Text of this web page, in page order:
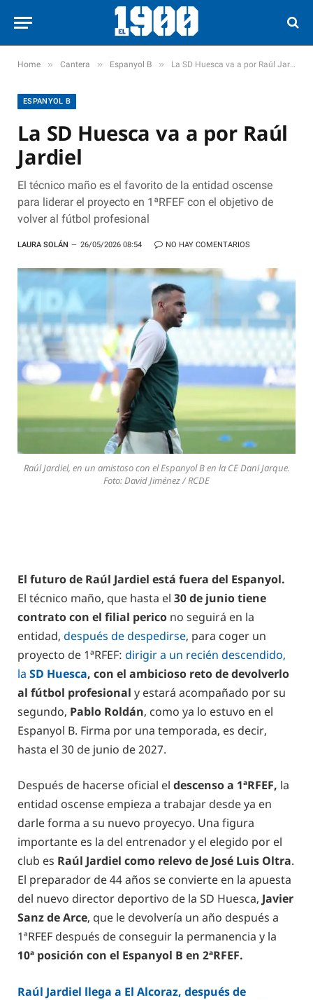
Home » Cantera » Espanyol B » La SD Huesca va a por Raúl Jardiel
ESPANYOL B
La SD Huesca va a por Raúl
Jardiel
El técnico maño es el favorito de la entidad oscense
para liderar el proyecto en 1ªRFEF con el objetivo de
volver al fútbol profesional
LAURA SOLÁN 26/05/2026 08:54 NO HAY COMENTARIOS
Raúl Jardiel, en un amistoso con el Espanyol B en la CE Dani Jarque.
Foto: David Jiménez / RCDE
El futuro de Raúl Jardiel está fuera del Espanyol.
El técnico maño, que hasta el 30 de junio tiene
contrato con el filial perico no seguirá en la
entidad, después de despedirse, para coger un
proyecto de 1ªRFEF: dirigir a un recién descendido,
la SD Huesca, con el ambicioso reto de devolverlo
al fútbol profesional y estará acompañado por su
segundo, Pablo Roldán, como ya lo estuvo en el
Espanyol B. Firma por una temporada, es decir,
hasta el 30 de junio de 2027.
Después de hacerse oficial el descenso a 1ªRFEF, la
entidad oscense empieza a trabajar desde ya en
darle forma a su nuevo proyecyo. Una figura
importante es la del entrenador y el elegido por el
club es Raúl Jardiel como relevo de José Luis Oltra.
El preparador de 44 años se convierte en la apuesta
del nuevo director deportivo de la SD Huesca, Javier
Sanzde Arce, que le devolvería un año después a
1ªRFEF después de conseguir la permanencia y la
10ª posición con el Espanyol B en 2ªRFEF.
Raúl Jardiel llega a El Alcoraz, después de